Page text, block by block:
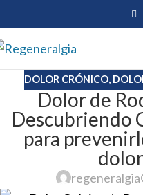
DOLOR CRÓNICO,
Dolor de
Descubriendo
para
regeneralgia